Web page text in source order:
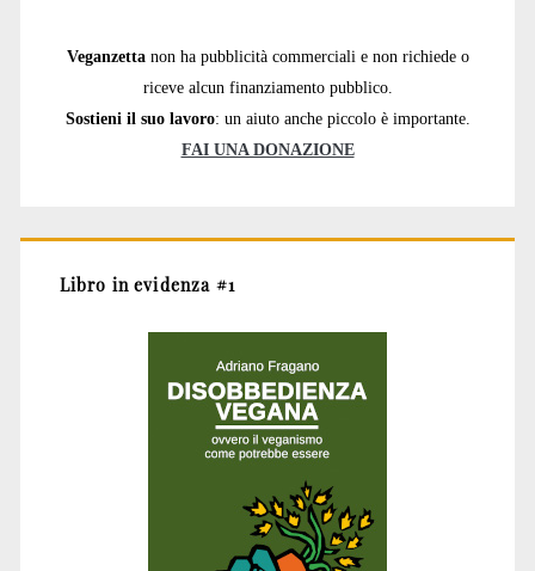
Veganzetta non ha pubblicità commerciali e non richiede o
riceve alcun finanziamento pubblico.
Sostieni il suo lavoro: un aiuto anche piccolo è importante.
FAI UNA DONAZIONE
Libro in evidenza #1